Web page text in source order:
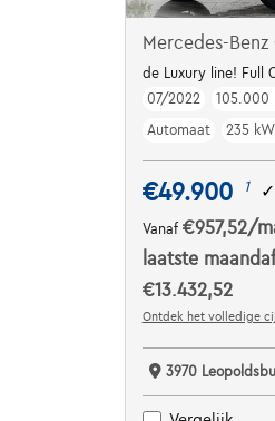
Mercedes-Benz
de Luxury line! Full
07/2022
105.000
Automaat
235
€49.900 1 ✓
Vanaf €957,52/
laatste
€13.432,52
Ontdek het volledige
3970